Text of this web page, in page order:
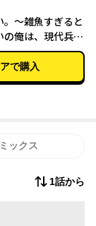
～雑魚すぎると
の俺は、現代兵器
無双する～ vol.01
で購入
ックス
1話から